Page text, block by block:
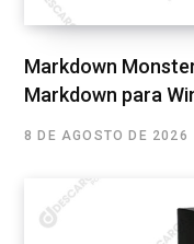
Markdown
Markdown para
8 DE AGOSTO DE 2026